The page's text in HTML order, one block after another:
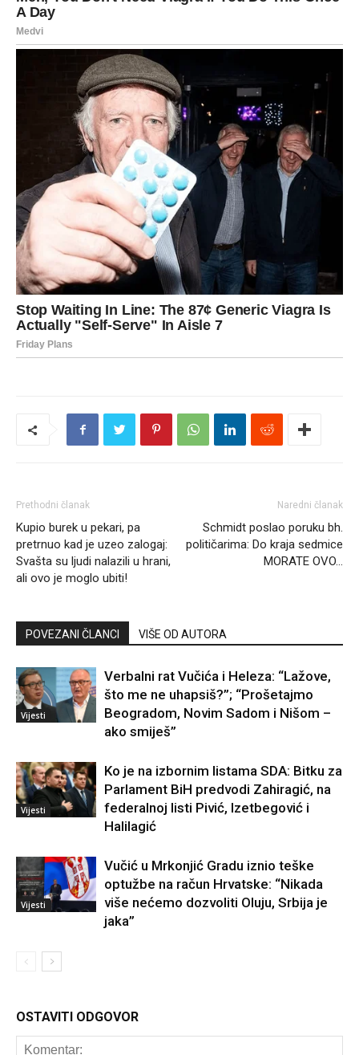
Prethodni članak
Kupio burek u pekari, pa
pretrnuo kad je uzeo zalogaj:
Svašta su ljudi nalazili u hrani,
ali ovo je moglo ubiti!
Naredni članak
Schmidt poslao poruku bh.
političarima: Do kraja sedmice
MORATE OVO…
POVEZANI ČLANCI VIŠE OD AUTORA
Vijesti
Verbalni rat Vučića i Heleza: “Lažove,
što me ne uhapsiš?”; “Prošetajmo
Beogradom, Novim Sadom i Nišom –
ako smiješ”
Vijesti
Ko je na izbornim listama SDA: Bitku za
Parlament BiH predvodi Zahiragić, na
federalnoj listi Pivić, Izetbegović i
Halilagić
Vijesti
Vučić u Mrkonjić Gradu iznio teške
optužbe na račun Hrvatske: “Nikada
više nećemo dozvoliti Oluju, Srbija je
jaka”
OSTAVITI ODGOVOR